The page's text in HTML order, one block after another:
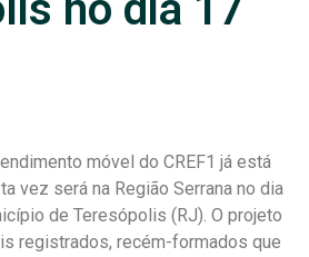
móvel do CREF1 já está
vez será na Região Serrana no dia
de Teresópolis (RJ). O projeto
registrados, recém-formados que